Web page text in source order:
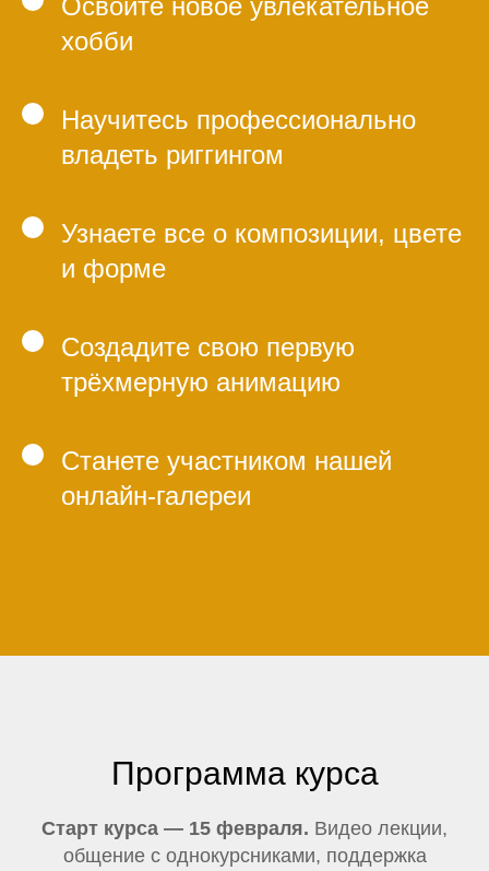
Освоите новое увлекательное
хобби
Научитесь профессионально
владеть риггингом
Узнаете все о композиции, цвете
и форме
Создадите свою первую
трёхмерную анимацию
Станете участником нашей
онлайн-галереи
Программа курса
Старт курса — 15 февраля. Видео лекции,
общение с однокурсниками, поддержка